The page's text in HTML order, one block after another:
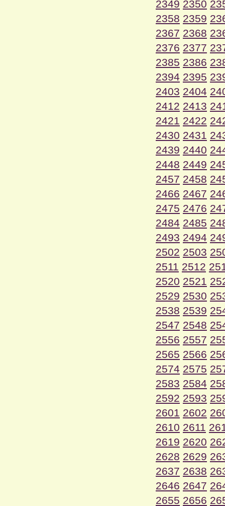
2349 2350
2358 2359
2367 2368
2376 2377
2385 2386
2394 2395
2403 2404
2412 2413
2421 2422
2430 2431
2439 2440
2448 2449
2457 2458
2466 2467
2475 2476
2484 2485
2493 2494
2502 2503
2511 2512
2520 2521
2529 2530
2538 2539
2547 2548
2556 2557
2565 2566
2574 2575
2583 2584
2592 2593
2601 2602
2610 2611
2619 2620
2628 2629
2637 2638
2646 2647
2655 2656